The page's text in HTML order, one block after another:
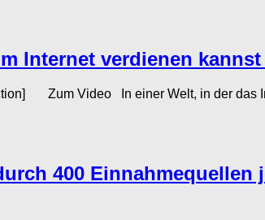
Internet verdienen
Zum Video In einer Welt, in der das
400 Einnahmequellen